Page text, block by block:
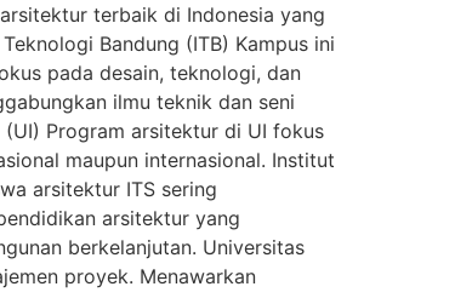
terbaik di Indonesia yang
Bandung (ITB) Kampus ini
pada desain, teknologi, dan
ilmu teknik dan seni
Program arsitektur di UI fokus
maupun internasional. Institut
arsitektur ITS sering
arsitektur yang
berkelanjutan. Universitas
proyek. Menawarkan